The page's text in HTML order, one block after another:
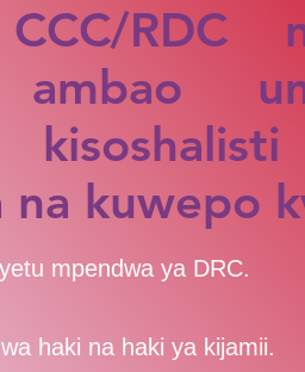
RDC
ambao
na kuwepo
mpendwa ya DRC.
haki na haki ya kijamii.